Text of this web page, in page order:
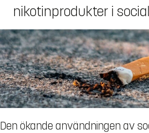
nikotinprodukter i
Den ökande användningen av